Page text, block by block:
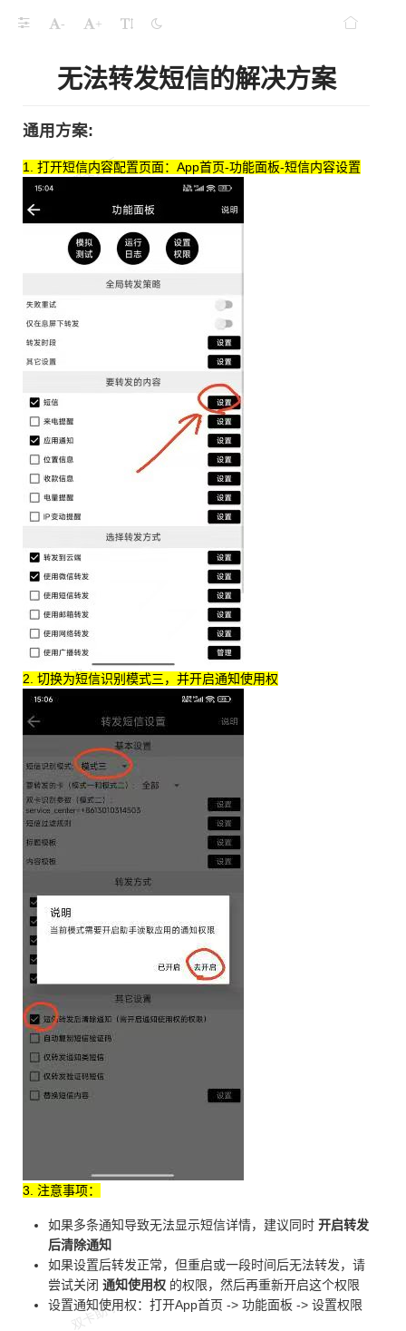
- +
无法转发短信的解决方案
通用方案:
1. 打开短信内容配置页面：App首页-功能面板-短信内容设置
2. 切换为短信识别模式三，并开启通知使用权
3. 注意事项：
如果多条通知导致无法显示短信详情，建议同时 开启转发
后清除通知
如果设置后转发正常，但重启或一段时间后无法转发，请
尝试关闭 通知使用权 的权限，然后再重新开启这个权限
设置通知使用权：打开App首页 -> 功能面板 -> 设置权限